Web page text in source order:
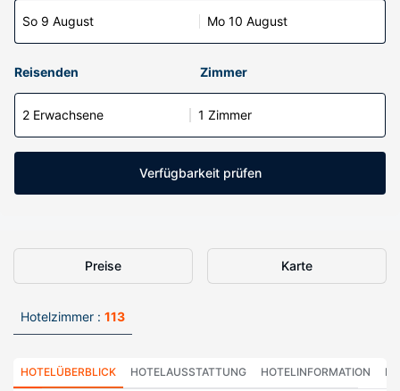
So 9 August Mo 10 August
Reisenden Zimmer
2 Erwachsene 1 Zimmer
Verfügbarkeit prüfen
Preise Karte
Hotelzimmer : 113
HOTELÜBERBLICK HOTELAUSSTATTUNG HOTELINFORMATION